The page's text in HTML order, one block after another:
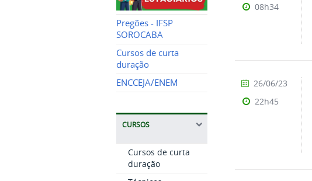
Pregões - IFSP
SOROCABA
Cursos de curta
duração
ENCCEJA/ENEM
CURSOS
Cursos de curta
duração
08h34
26/06/23
22h45